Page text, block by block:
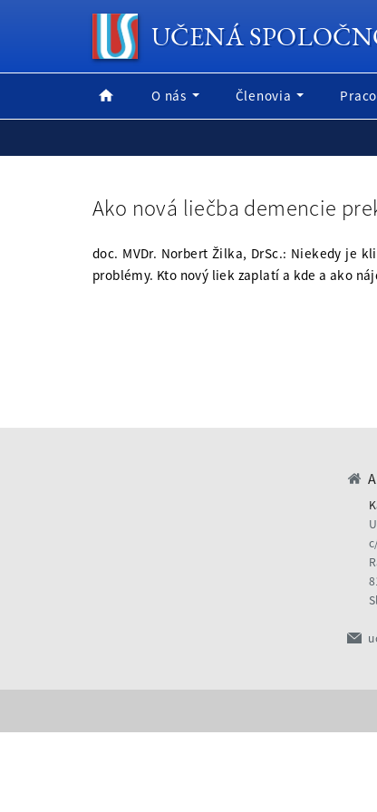
UČENÁ
O nás Členovia
Ako nová liečba demencie
doc. MVDr. Norbert Žilka, DrSc.: Niekedy je
problémy. Kto nový liek zaplatí a kde a ako